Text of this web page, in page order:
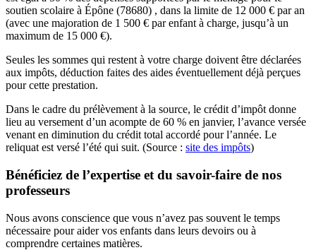
soutien scolaire à Épône (78680) , dans la limite de 12 000 € par an
(avec une majoration de 1 500 € par enfant à charge, jusqu’à un
maximum de 15 000 €).
Seules les sommes qui restent à votre charge doivent être déclarées
aux impôts, déduction faites des aides éventuellement déjà perçues
pour cette prestation.
Dans le cadre du prélèvement à la source, le crédit d’impôt donne
lieu au versement d’un acompte de 60 % en janvier, l’avance versée
venant en diminution du crédit total accordé pour l’année. Le
reliquat est versé l’été qui suit. (Source : site des impôts)
Bénéficiez de l’expertise et du savoir-faire de nos
professeurs
Nous avons conscience que vous n’avez pas souvent le temps
nécessaire pour aider vos enfants dans leurs devoirs ou à
comprendre certaines matières.